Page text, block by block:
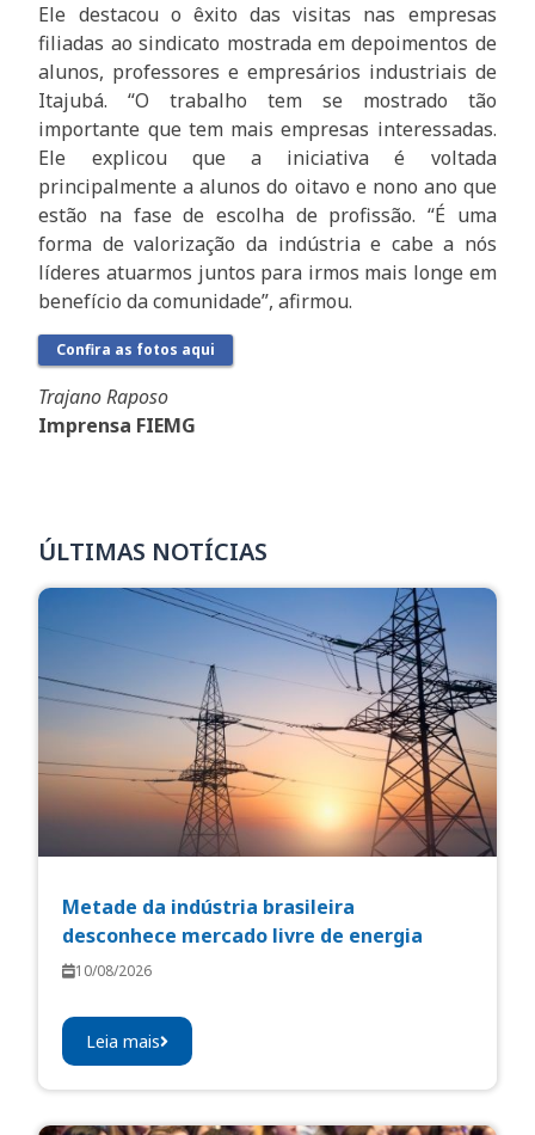
Ele destacou o êxito das visitas nas empresas
filiadas ao sindicato mostrada em depoimentos de
alunos, professores e empresários industriais de
Itajubá. “O trabalho tem se mostrado tão
importante que tem mais empresas interessadas.
Ele explicou que a iniciativa é voltada
principalmente a alunos do oitavo e nono ano que
estão na fase de escolha de profissão. “É uma
forma de valorização da indústria e cabe a nós
líderes atuarmos juntos para irmos mais longe em
benefício da comunidade”, afirmou.
Confira as fotos aqui
Trajano Raposo
Imprensa FIEMG
ÚLTIMAS NOTÍCIAS
Metade da indústria brasileira
desconhece mercado livre de energia
10/08/2026
Leia mais